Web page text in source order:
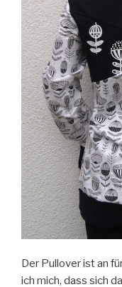
Der Pullover ist an
ich mich, dass sich